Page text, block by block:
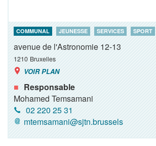
COMMUNAL JEUNESSE SERVICES SPORT
avenue de l'Astronomie 12-13
1210 Bruxelles
VOIR PLAN
Responsable
Mohamed Temsamani
02 220 25 31
mtemsamani@sjtn.brussels